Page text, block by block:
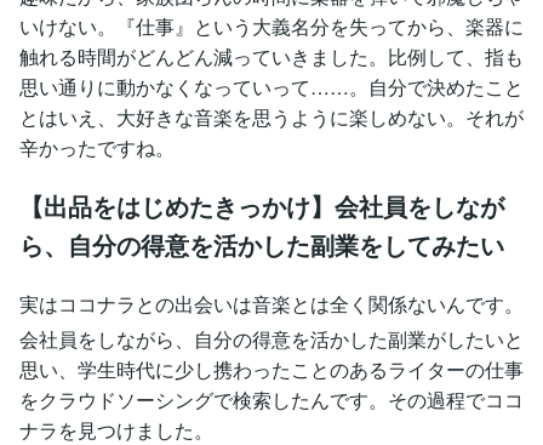
いけない。『仕事』という大義名分を失ってから、楽器に
触れる時間がどんどん減っていきました。比例して、指も
思い通りに動かなくなっていって……。自分で決めたこと
とはいえ、大好きな音楽を思うように楽しめない。それが
辛かったですね。
【出品をはじめたきっかけ】会社員をしなが
ら、自分の得意を活かした副業をしてみたい
実はココナラとの出会いは音楽とは全く関係ないんです。
会社員をしながら、自分の得意を活かした副業がしたいと
思い、学生時代に少し携わったことのあるライターの仕事
をクラウドソーシングで検索したんです。その過程でココ
ナラを見つけました。